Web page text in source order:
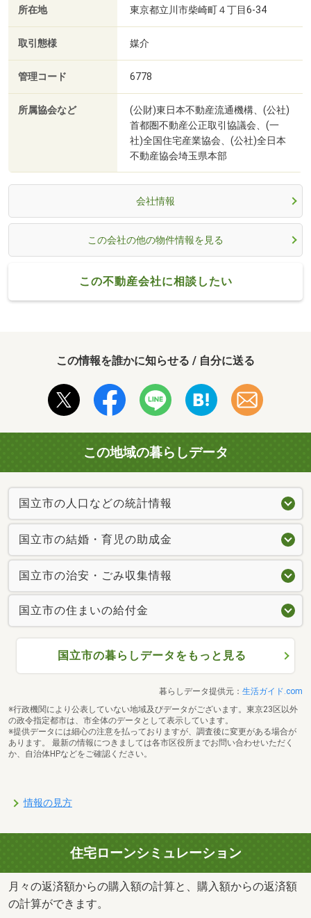
所在地 東京都立川市柴崎町４丁目6-34
取引態様 媒介
管理コード 6778
所属協会など
(公財)東日本不動産流通機構、(公社)
首都圏不動産公正取引協議会、(一
社)全国住宅産業協会、(公社)全日本
不動産協会埼玉県本部
会社情報
この会社の他の物件情報を見る
この不動産会社に相談したい
この情報を誰かに知らせる / 自分に送る
この地域の暮らしデータ
国立市の人口などの統計情報
国立市の結婚・育児の助成金
国立市の治安・ごみ収集情報
国立市の住まいの給付金
国立市の暮らしデータをもっと見る
暮らしデータ提供元： 生活ガイド.com
※行政機関により公表していない地域及びデータがございます。東京23区以外
の政令指定都市は、市全体のデータとして表示しています。
※提供データには細心の注意を払っておりますが、調査後に変更がある場合が
あります。 最新の情報につきましては各市区役所までお問い合わせいただく
か、自治体HPなどをご確認ください。
情報の見方
住宅ローンシミュレーション
月々の返済額からの購入額の計算と、購入額からの返済額
の計算ができます。